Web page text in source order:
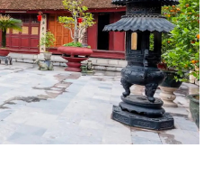
danh mục thủ tục hành chính
dâng hương, thắp nến tri ân các
Liệt sĩ